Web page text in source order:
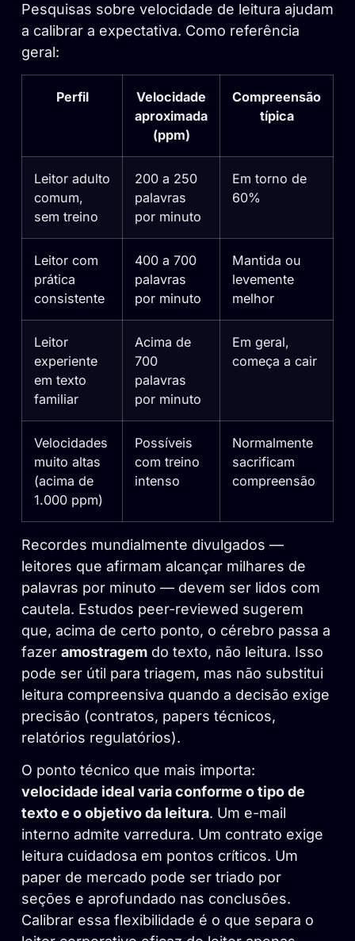
Pesquisas sobre velocidade de leitura ajudam
a calibrar a expectativa. Como referência
geral:
Perfil
Velocidade
aproximada
(ppm)
Compreensão
típica
Leitor adulto
comum,
sem treino
200 a 250
palavras
por minuto
Em torno de
60%
Leitor com
prática
consistente
400 a 700
palavras
por minuto
Mantida ou
levemente
melhor
Leitor
experiente
em texto
familiar
Acima de
700
palavras
por minuto
Em geral,
começa a cair
Velocidades
muito altas
(acima de
1.000 ppm)
Possíveis
com treino
intenso
Normalmente
sacrificam
compreensão
Recordes mundialmente divulgados —
leitores que afirmam alcançar milhares de
palavras por minuto — devem ser lidos com
cautela. Estudos peer-reviewed sugerem
que, acima de certo ponto, o cérebro passa a
fazer amostragem do texto, não leitura. Isso
pode ser útil para triagem, mas não substitui
leitura compreensiva quando a decisão exige
precisão (contratos, papers técnicos,
relatórios regulatórios).
O ponto técnico que mais importa:
velocidade ideal varia conforme o tipo de
texto e o objetivo da leitura. Um e-mail
interno admite varredura. Um contrato exige
leitura cuidadosa em pontos críticos. Um
paper de mercado pode ser triado por
seções e aprofundado nas conclusões.
Calibrar essa flexibilidade é o que separa o